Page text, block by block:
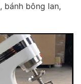
bánh bông lan,